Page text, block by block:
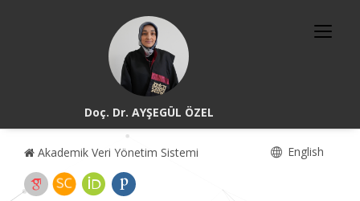
Doç. Dr. AYŞEGÜL ÖZEL
Akademik Veri Yönetim Sistemi English